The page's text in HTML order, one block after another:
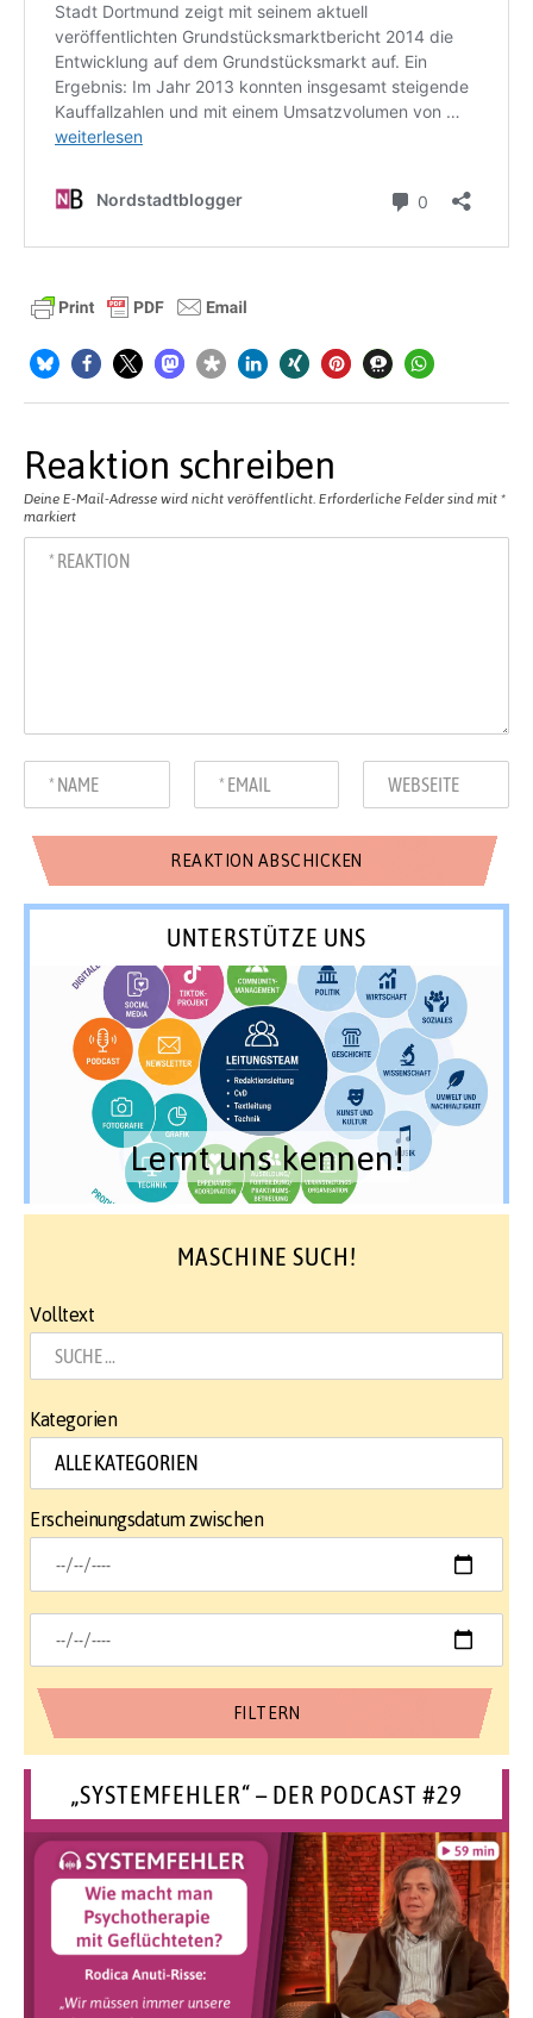
Reaktion schreiben
Deine E-Mail-Adresse wird nicht veröffentlicht. Erforderliche Felder sind mit *
markiert
UNTERSTÜTZE UNS
Lernt uns kennen!
MASCHINE SUCH!
Volltext
Kategorien
Erscheinungsdatum zwischen
„SYSTEMFEHLER“ – DER PODCAST #29